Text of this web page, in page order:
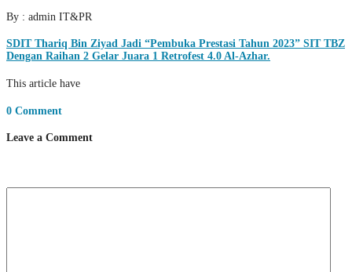
By : admin IT&PR
SDIT Thariq Bin Ziyad Jadi “Pembuka Prestasi Tahun 2023” SIT TBZ
Dengan Raihan 2 Gelar Juara 1 Retrofest 4.0 Al-Azhar.
This article have
0 Comment
Leave a Comment